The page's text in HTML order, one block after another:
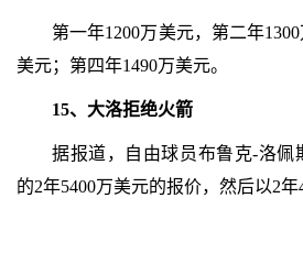
第一年1200万美元，第二年
美元；第四年1490万美元。
15、大洛拒绝火箭
据报道，自由球员布鲁克-洛佩
的2年5400万美元的报价，然后以2年